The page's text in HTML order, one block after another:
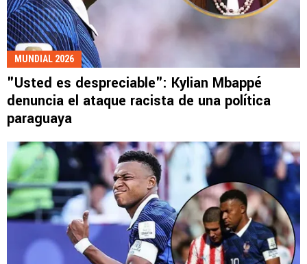
MUNDIAL 2026
"Usted es despreciable": Kylian Mbappé
denuncia el ataque racista de una política
paraguaya